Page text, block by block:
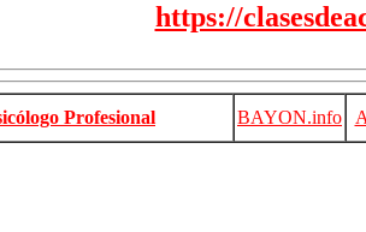
https://
Profesional BAYON.info